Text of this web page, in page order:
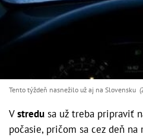
Tento týždeň nasnežilo už aj na Slovensku
Vstredu sa už treba pripraviť
počasie, pričom sa cez deň